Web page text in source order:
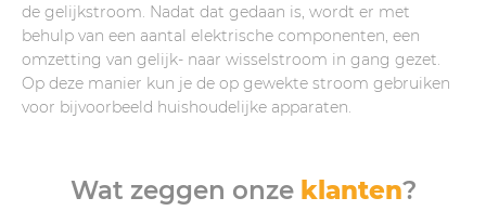
de gelijkstroom. Nadat dat gedaan is, wordt er met
behulp van een aantal elektrische componenten, een
omzetting van gelijk- naar wisselstroom in gang gezet.
Op deze manier kun je de op gewekte stroom gebruiken
voor bijvoorbeeld huishoudelijke apparaten.
Wat zeggen onze klanten?